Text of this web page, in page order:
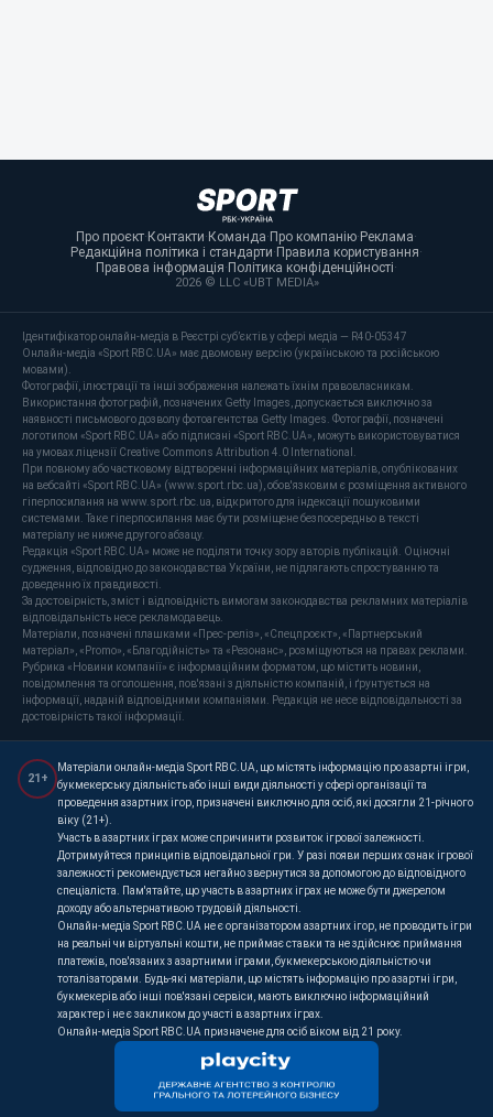
Про проєкт·Контакти·Команда·Про компанію·Реклама·
Редакційна політика і стандарти·Правила користування·
Правова інформація·Політика конфіденційності·
2026 © LLC «UBT MEDIA»
Ідентифікатор онлайн-медіа в Реєстрі суб’єктів у сфері медіа — R40-05347
Онлайн-медіа «Sport RBC.UA» має двомовну версію (українською та російською
мовами).
Фотографії, ілюстрації та інші зображення належать їхнім правовласникам.
Використання фотографій, позначених Getty Images, допускається виключно за
наявності письмового дозволу фотоагентства Getty Images. Фотографії, позначені
логотипом «Sport RBC.UA» або підписані «Sport RBC.UA», можуть використовуватися
на умовах ліцензії Creative Commons Attribution 4.0 International.
При повному або частковому відтворенні інформаційних матеріалів, опублікованих
на вебсайті «Sport RBC.UA» (www.sport.rbc.ua), обов'язковим є розміщення активного
гіперпосилання на www.sport.rbc.ua, відкритого для індексації пошуковими
системами. Таке гіперпосилання має бути розміщене безпосередньо в тексті
матеріалу не нижче другого абзацу.
Редакція «Sport RBC.UA» може не поділяти точку зору авторів публікацій. Оціночні
судження, відповідно до законодавства України, не підлягають спростуванню та
доведенню їх правдивості.
За достовірність, зміст і відповідність вимогам законодавства рекламних матеріалів
відповідальність несе рекламодавець.
Матеріали, позначені плашками «Прес-реліз», «Спецпроєкт», «Партнерський
матеріал», «Promo», «Благодійність» та «Резонанс», розміщуються на правах реклами.
Рубрика «Новини компанії» є інформаційним форматом, що містить новини,
повідомлення та оголошення, пов'язані з діяльністю компаній, і ґрунтується на
інформації, наданій відповідними компаніями. Редакція не несе відповідальності за
достовірність такої інформації.
21+
Матеріали онлайн-медіа Sport RBC.UA, що містять інформацію про азартні ігри,
букмекерську діяльність або інші види діяльності у сфері організації та
проведення азартних ігор, призначені виключно для осіб, які досягли 21-річного
віку (21+).
Участь в азартних іграх може спричинити розвиток ігрової залежності.
Дотримуйтеся принципів відповідальної гри. У разі появи перших ознак ігрової
залежності рекомендується негайно звернутися за допомогою до відповідного
спеціаліста. Пам'ятайте, що участь в азартних іграх не може бути джерелом
доходу або альтернативою трудовій діяльності.
Онлайн-медіа Sport RBC.UA не є організатором азартних ігор, не проводить ігри
на реальні чи віртуальні кошти, не приймає ставки та не здійснює приймання
платежів, пов'язаних з азартними іграми, букмекерською діяльністю чи
тоталізаторами. Будь-які матеріали, що містять інформацію про азартні ігри,
букмекерів або інші пов'язані сервіси, мають виключно інформаційний
характер і не є закликом до участі в азартних іграх.
Онлайн-медіа Sport RBC.UA призначене для осіб віком від 21 року.